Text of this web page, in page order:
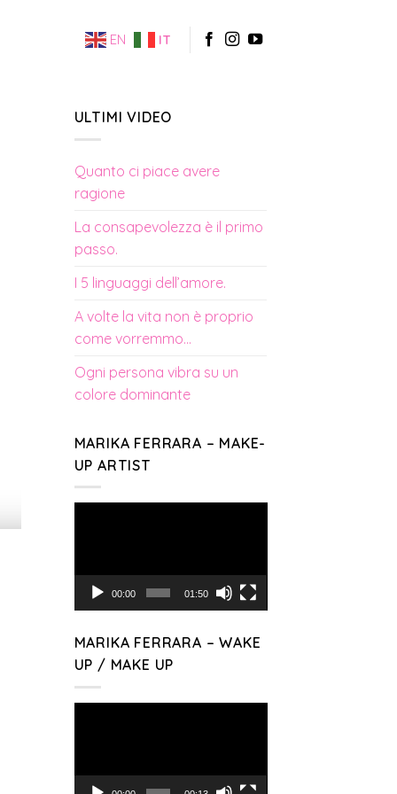
EN IT
ULTIMI VIDEO
Quanto ci piace avere
ragione
La consapevolezza è il primo
passo.
I 5 linguaggi dell’amore.
A volte la vita non è proprio
come vorremmo…
Ogni persona vibra su un
colore dominante
MARIKA FERRARA – MAKE-
UP ARTIST
00:00 01:50
MARIKA FERRARA – WAKE
UP / MAKE UP